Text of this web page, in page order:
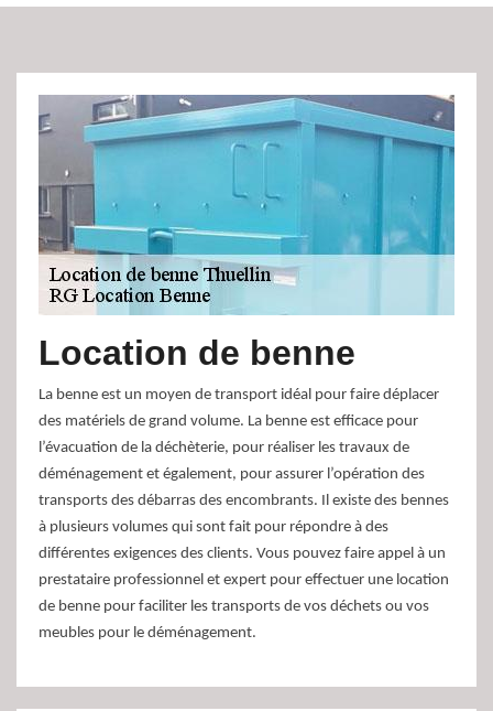
Location de benne
La benne est un moyen de transport idéal pour faire déplacer
des matériels de grand volume. La benne est efficace pour
l’évacuation de la déchèterie, pour réaliser les travaux de
déménagement et également, pour assurer l’opération des
transports des débarras des encombrants. Il existe des bennes
à plusieurs volumes qui sont fait pour répondre à des
différentes exigences des clients. Vous pouvez faire appel à un
prestataire professionnel et expert pour effectuer une location
de benne pour faciliter les transports de vos déchets ou vos
meubles pour le déménagement.